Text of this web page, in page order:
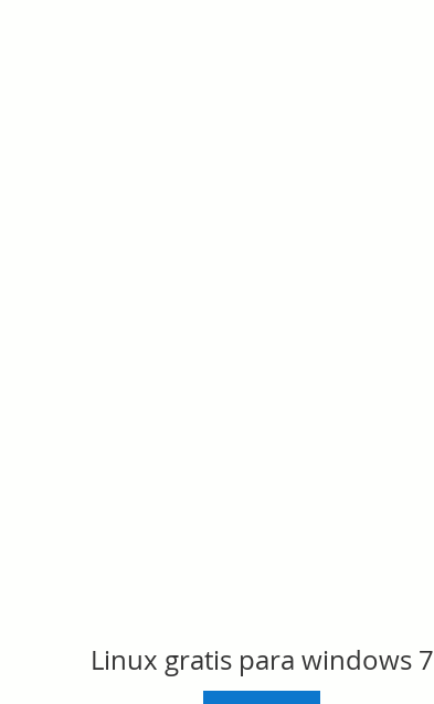
Linux gratis para windows 7